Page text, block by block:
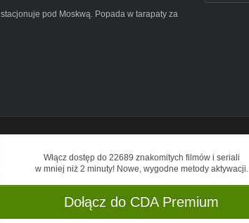
pod Moskwą. Popada w tarapaty za
w Stanach. Co więcej, spodziewa się
Tropią go rosyjski agent Cushko (Adam
także płatny zabójca Myron (Bokeem
w zasadzkę zastawioną w motelu.
służb specjalnych i niebezpiecznych
Włącz dostęp do 22689 znakomitych filmów i seriali
w mniej niż 2 minuty! Nowe, wygodne metody aktywacji.
Dołącz do CDA Premium